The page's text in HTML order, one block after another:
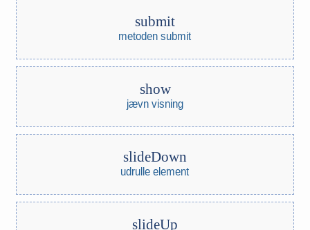
submit
metoden submit
show
jævn visning
slideDown
udrulle element
slideUp